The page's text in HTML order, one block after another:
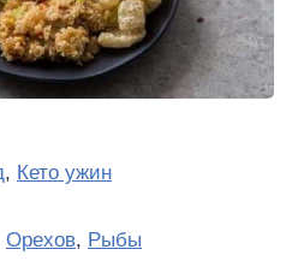
, Кето ужин
Орехов, Рыбы